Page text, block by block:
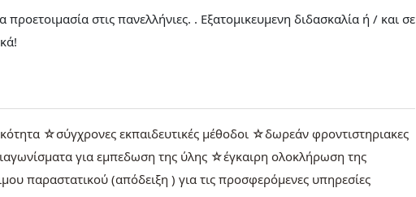
στις πανελλήνιες. . Εξατομικευμενη διδασκαλία ή / και σε
☆σύγχρονες εκπαιδευτικές μέθοδοι ☆δωρεάν φροντιστηριακες
για εμπεδωση της ύλης ☆έγκαιρη ολοκλήρωση της
παραστατικού (απόδειξη ) για τις προσφερόμενες υπηρεσίες